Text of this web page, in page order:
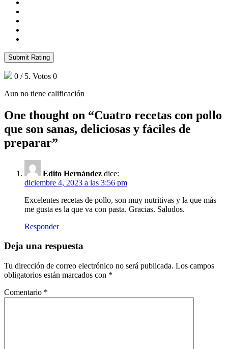
Submit Rating
0 / 5. Votos 0
Aun no tiene calificación
One thought on “Cuatro recetas con pollo
que son sanas, deliciosas y fáciles de
preparar”
Edito Hernández dice:
diciembre 4, 2023 a las 3:56 pm
Excelentes recetas de pollo, son muy nutritivas y la que más
me gusta es la que va con pasta. Gracias. Saludos.
Responder
Deja una respuesta
Tu dirección de correo electrónico no será publicada. Los campos
obligatorios están marcados con *
Comentario *